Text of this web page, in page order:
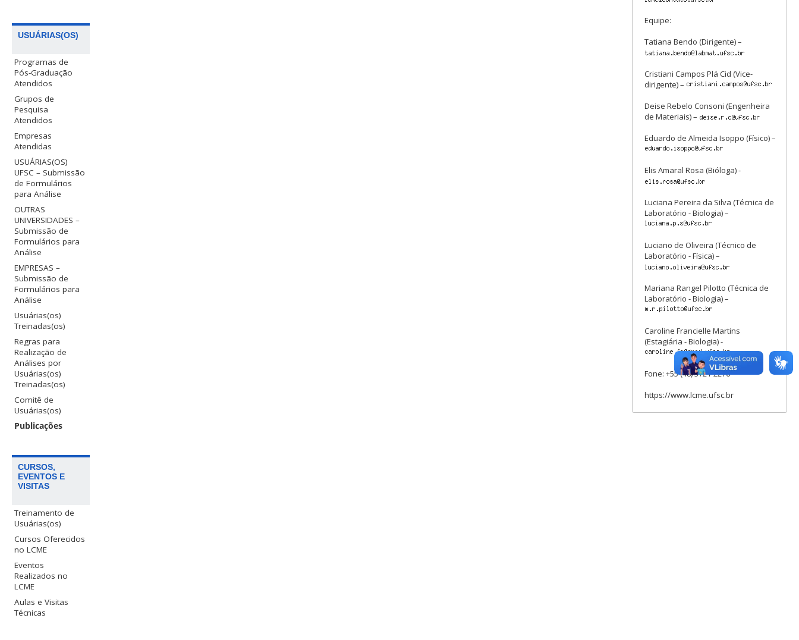
USUÁRIAS(OS)
Programas de
Pós-Graduação
Atendidos
Grupos de
Pesquisa
Atendidos
Empresas
Atendidas
USUÁRIAS(OS)
UFSC – Submissão
de Formulários
para Análise
OUTRAS
UNIVERSIDADES –
Submissão de
Formulários para
Análise
EMPRESAS –
Submissão de
Formulários para
Análise
Usuárias(os)
Treinadas(os)
Regras para
Realização de
Análises por
Usuárias(os)
Treinadas(os)
Comitê de
Usuárias(os)
Publicações
CURSOS,
EVENTOS E
VISITAS
Treinamento de
Usuárias(os)
Cursos Oferecidos
no LCME
Eventos
Realizados no
LCME
Aulas e Visitas
Técnicas
Equipe:
Tatiana Bendo (Dirigente) –
Cristiani Campos Plá Cid (Vice-
dirigente) –
Deise Rebelo Consoni (Engenheira
de Materiais) –
Eduardo de Almeida Isoppo (Físico) –
Elis Amaral Rosa (Bióloga) -
Luciana Pereira da Silva (Técnica de
Laboratório - Biologia) –
Luciano de Oliveira (Técnico de
Laboratório - Física) –
Mariana Rangel Pilotto (Técnica de
Laboratório - Biologia) –
Caroline Francielle Martins
(Estagiária - Biologia) -
Fone: +55 (48) 3721-2276
https://www.lcme.ufsc.br